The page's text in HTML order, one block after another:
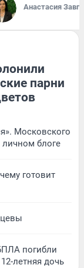
Анастасия
парни
Московского
личном блоге
готовит
погибли
летняя дочь